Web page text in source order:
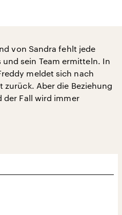
von Sandra fehlt jede
sein Team ermitteln. In
meldet sich nach
zurück. Aber die Beziehung
der Fall wird immer